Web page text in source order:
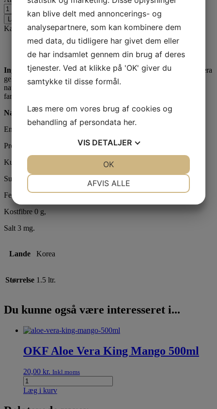
Læg i kurv
Kategorier:Drikkevarer,Korea,Øvrige drikkevarer
Beskrivelse
Yderligere information
Ingredienser:Vand, økologisk aloe vera gelpulver (18%), aloe vera
gel (9%), fruktose, aloe vera juice (3%), citronsyre, calciumlactat,
naturlig mangosmag, C-vitamin, gellangummi, natriumcitrat,
farvestof (beta-caroten [E160a]), anthocyaniner [E163].
Næringsværdi 100 g pr.
Energi 146 kJ/35 kcal,
Protein 0 g,
Kulhydrat 9 g,
Sukkerarter 8 g,
Fedt 0 g,
Kostfibre 0 g,
Salt 3 mg.
Lande Korea
Størrelse 1.5 ltr.
Du kunne også være interesseret i...
OKF Aloe Vera King Mango 500ml
20,00 kr. Inkl.moms
Læg i kurv
kan blive delt med annoncerings- og
analysepartnere, som kan kombinere dem
med data, du tidligere har givet dem eller
de har indsamlet gennem din brug af deres
tjenester. Ved at klikke på 'OK' giver du
samtykke til disse formål.
Læs mere om vores brug af cookies og
behandling af persondata her.
VIS DETALJER
AFVIS ALLE
OK